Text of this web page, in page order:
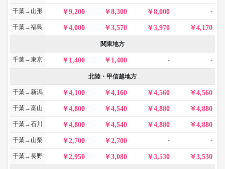
千葉→山形 9,200 8,300 8,000 -
千葉→福島 4,000 3,570 3,970 4,170
関東地方
千葉→東京 1,400 1,400 - -
北陸・甲信越地方
千葉→新潟 4,100 4,160 4,560 4,560
千葉→富山 4,800 4,540 4,880 4,880
千葉→石川 4,800 4,540 4,880 4,880
千葉→山梨 2,700 2,700 - -
千葉→長野 2,950 3,080 3,530 3,530